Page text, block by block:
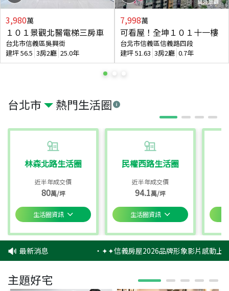
台北市 熱門生活圈
林森北路生活圈
近半年成交價
80萬/坪
生活圈資訊
民權西路生活圈
近半年成交價
94.1萬/坪
生活圈資訊
3,980萬
１０１景觀北醫電梯三房車
台北市信義區吳興街
建坪56.5 3房2廳 25.0年
7,998萬
可看屋！全坤１０１十一樓
台北市信義區信義路四段
建坪51.63 3房2廳 0.7年
最新消息 ‧✦✦信義房屋2026品牌形象影片感動上
主題好宅